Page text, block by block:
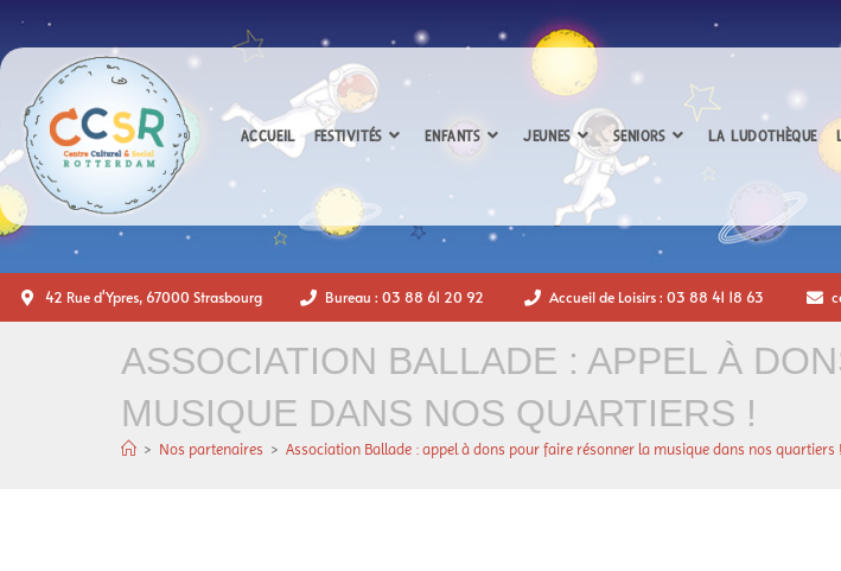
ACCUEIL FESTIVITÉS ENFANTS JEUNES SENIORS LA LUDOTHÈQUE
42 Rue d'Ypres, 67000 Strasbourg Bureau : 03 88 61 20 92 Accueil de Loisirs : 03 88 41 18 63
ASSOCIATION BALLADE : APPEL À
MUSIQUE DANS NOS QUARTIERS !
> Nos partenaires > Association Ballade : appel à dons pour faire résonner la musique dans nos quartiers !